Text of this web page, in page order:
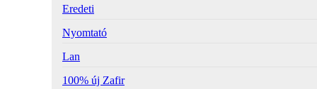
Eredeti
Nyomtató
Lan
100% új Zafir